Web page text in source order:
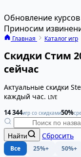
Обновление
Приносим
Главная Каталог игр
Скидки Стим
сейчас
Актуальные скидки
каждый час. LIVE
14 344игр со скидками50%
Найти Сбросить
Все 25%+ 50%+